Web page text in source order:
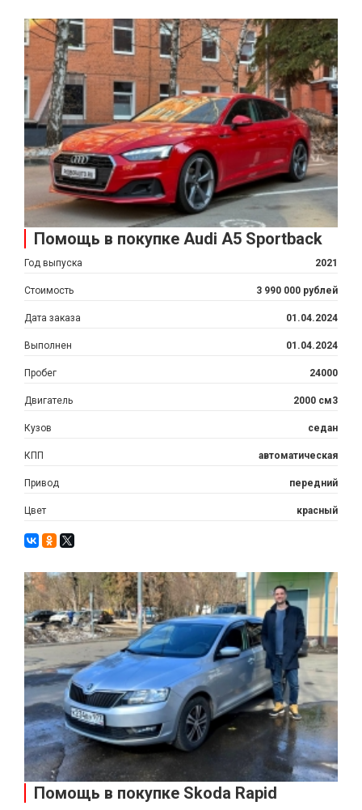
Помощь в покупке Audi A5 Sportback
Год выпуска 2021
Стоимость 3 990 000 рублей
Дата заказа 01.04.2024
Выполнен 01.04.2024
Пробег 24000
Двигатель 2000 см3
Кузов седан
КПП автоматическая
Привод передний
Цвет красный
Помощь в покупке Skoda Rapid